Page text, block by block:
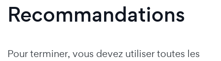
Recommandations
Pour terminer, vous devez utiliser toutes les